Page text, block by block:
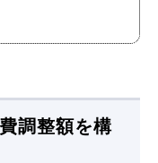
調整額を構